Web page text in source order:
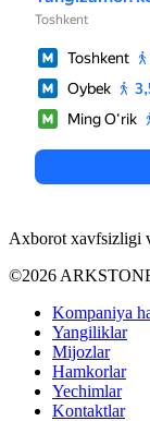
Axborot xavfsizligi
©2026
Kompaniya
Yangiliklar
Mijozlar
Hamkorlar
Yechimlar
Kontaktlar